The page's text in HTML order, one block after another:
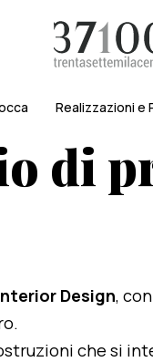
Realizzazioni e
di
Design,
che si